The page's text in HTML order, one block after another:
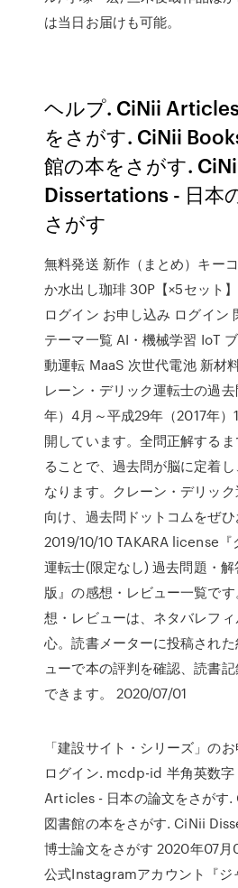
は当日お届けも可能。
ヘルプ. CiNii
をさがす. CiNii
館の本をさがす.
Dissertations - 日本
さがす
無料発送 新作（まとめ）キー
か水出し珈琲 30P【×5セット
ログイン お申し込み ログイン
テーマ一覧 AI・機械学習 IoT
動運転 MaaS 次世代電池 新材
レーン・デリック運転士の過
年）4月～平成29年（2017年
開しています。全問正解する
ることで、過去問が脳に定着
なります。クレーン・デリッ
向け、過去問ドットコムをぜひ
2019/10/10 TAKARA license『
運転士(限定なし) 過去問題・
版』の感想・レビュー一覧で
想・レビューは、ネタバレフ
心。読書メーターに投稿され
ューで本の評判を確認、読書
できます。 2020/07/01
「建設サイト・シリーズ」の
ログイン. mcdp-id 半角英数
Articles - 日本の論文をさがす
図書館の本をさがす. CiNii
博士論文をさがす 2020年07月
公式Instagramアカウント『ジ